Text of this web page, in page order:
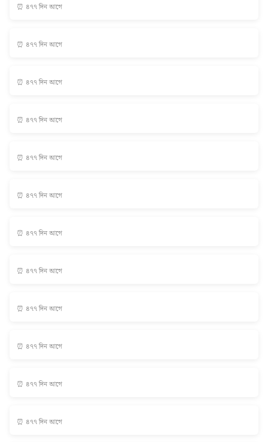
⏰ ৪৭৭ দিন আগে
⏰ ৪৭৭ দিন আগে
⏰ ৪৭৭ দিন আগে
⏰ ৪৭৭ দিন আগে
⏰ ৪৭৭ দিন আগে
⏰ ৪৭৭ দিন আগে
⏰ ৪৭৭ দিন আগে
⏰ ৪৭৭ দিন আগে
⏰ ৪৭৭ দিন আগে
⏰ ৪৭৭ দিন আগে
⏰ ৪৭৭ দিন আগে
⏰ ৪৭৭ দিন আগে